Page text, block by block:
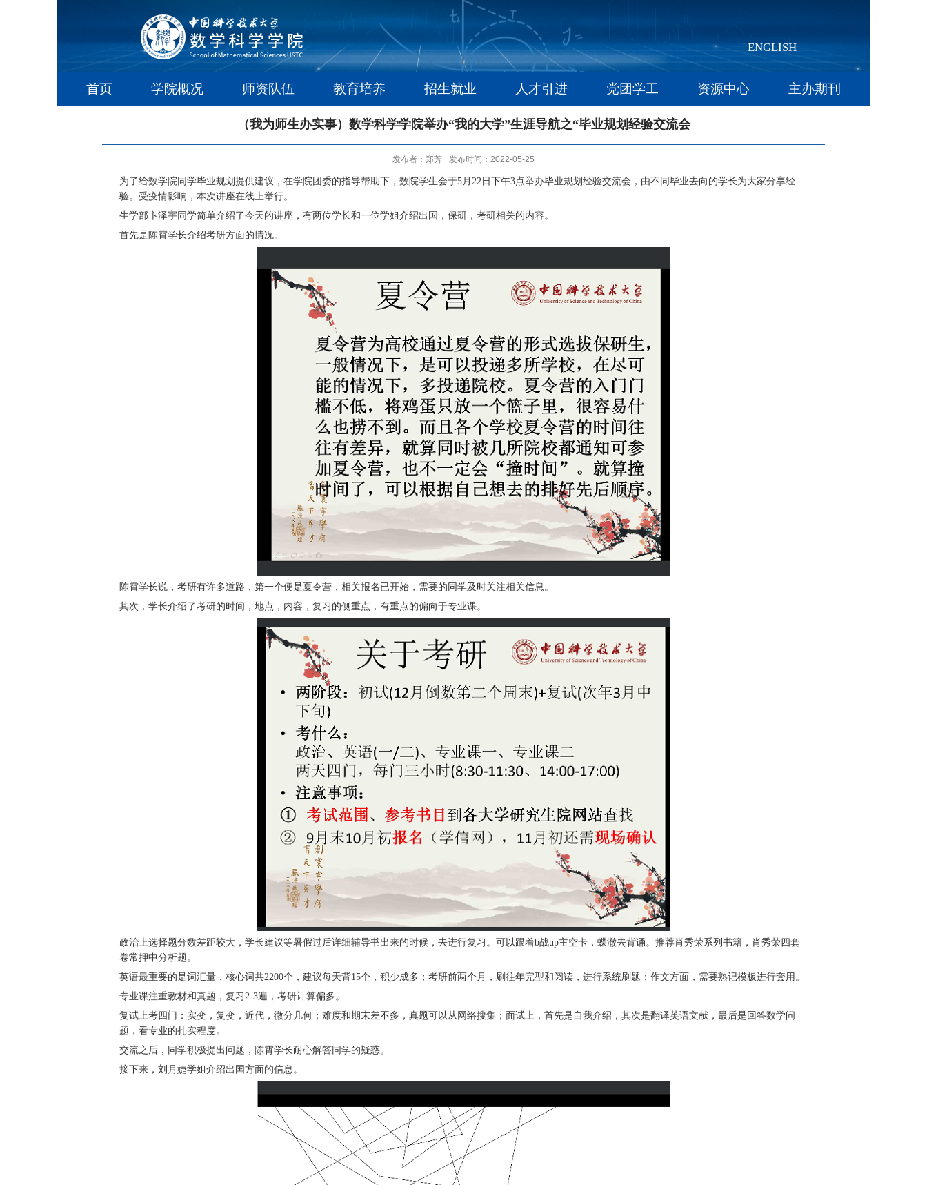
ENGLISH
首页 学院概况 师资队伍 教育培养 招生就业 人才引进 党团学工 资源中心 主办期刊
（我为师生办实事）数学科学学院举办“我的大学”生涯导航之“毕业规划经验交流会
发布者：郑芳 发布时间：2022-05-25
为了给数学院同学毕业规划提供建议，在学院团委的指导帮助下，数院学生会于5月22日下午3点举办毕业规划经验交流会，由不同毕业去向的学长为大家分享经
验。受疫情影响，本次讲座在线上举行。
生学部卞泽宇同学简单介绍了今天的讲座，有两位学长和一位学姐介绍出国，保研，考研相关的内容。
首先是陈霄学长介绍考研方面的情况。
陈霄学长说，考研有许多道路，第一个便是夏令营，相关报名已开始，需要的同学及时关注相关信息。
其次，学长介绍了考研的时间，地点，内容，复习的侧重点，有重点的偏向于专业课。
政治上选择题分数差距较大，学长建议等暑假过后详细辅导书出来的时候，去进行复习。可以跟着b战up主空卡，蝶澈去背诵。推荐肖秀荣系列书籍，肖秀荣四套
卷常押中分析题。
英语最重要的是词汇量，核心词共2200个，建议每天背15个，积少成多；考研前两个月，刷往年完型和阅读，进行系统刷题；作文方面，需要熟记模板进行套用。
专业课注重教材和真题，复习2-3遍，考研计算偏多。
复试上考四门：实变，复变，近代，微分几何；难度和期末差不多，真题可以从网络搜集；面试上，首先是自我介绍，其次是翻译英语文献，最后是回答数学问
题，看专业的扎实程度。
交流之后，同学积极提出问题，陈霄学长耐心解答同学的疑惑。
接下来，刘月婕学姐介绍出国方面的信息。